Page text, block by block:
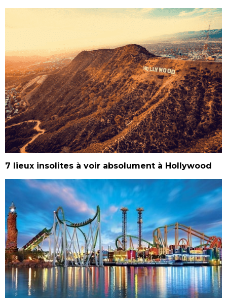
7 lieux insolites à voir absolument à Hollywood